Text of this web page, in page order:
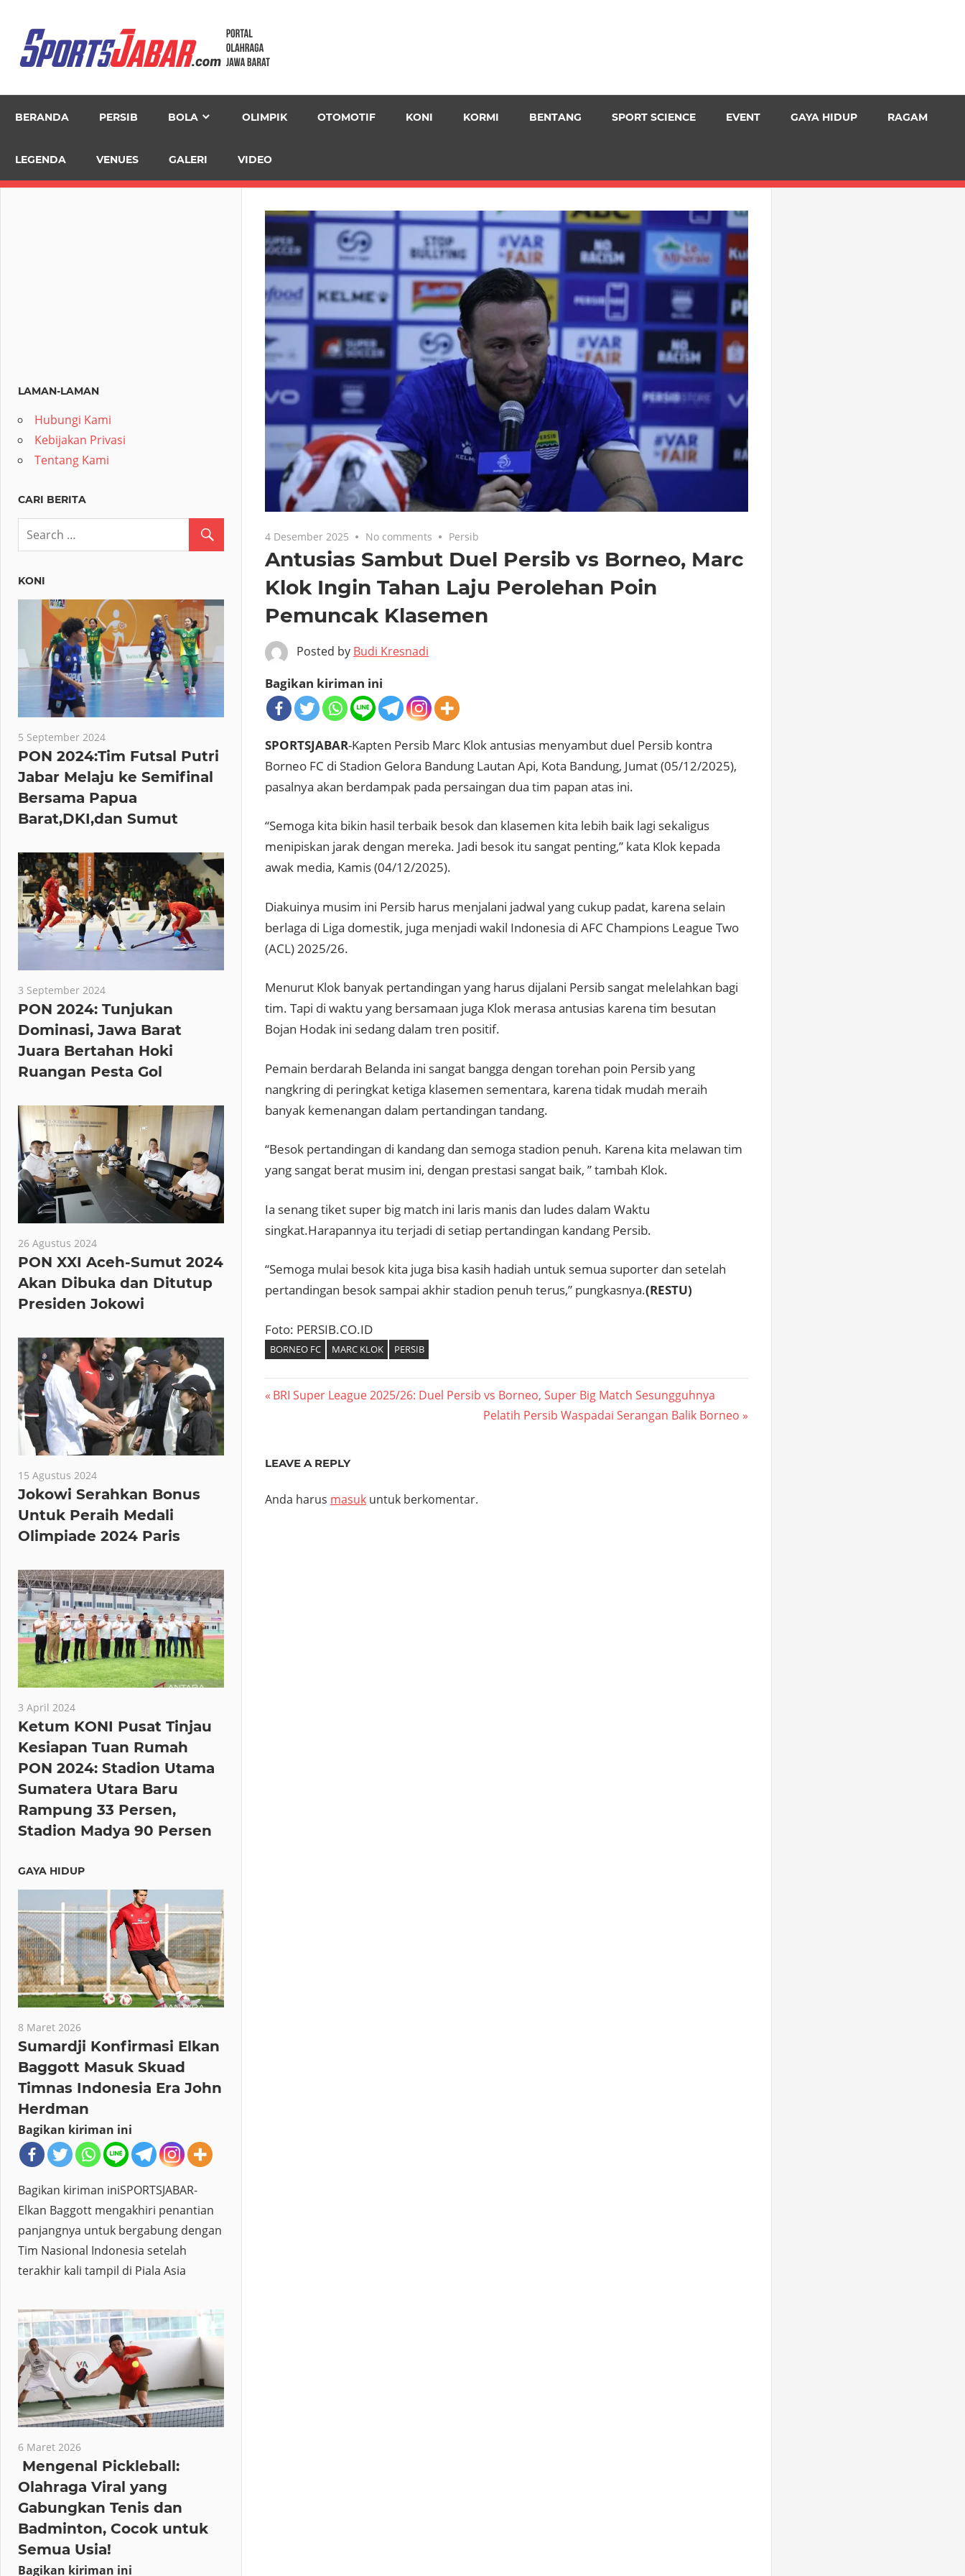
content
BERANDA PERSIB BOLA OLIMPIK OTOMOTIF KONI KORMI BENTANG SPORT SCIENCE EVENT GAYA HIDUP RAGAM
LEGENDA VENUES GALERI VIDEO
4 Desember 2025 No comments Persib
Antusias Sambut Duel Persib vs Borneo, Marc
Klok Ingin Tahan Laju Perolehan Poin
Pemuncak Klasemen
Posted by Budi Kresnadi
Bagikan kiriman ini
SPORTSJABAR-Kapten Persib Marc Klok antusias menyambut duel Persib kontra
Borneo FC di Stadion Gelora Bandung Lautan Api, Kota Bandung, Jumat (05/12/2025),
pasalnya akan berdampak pada persaingan dua tim papan atas ini.
“Semoga kita bikin hasil terbaik besok dan klasemen kita lebih baik lagi sekaligus
menipiskan jarak dengan mereka. Jadi besok itu sangat penting,” kata Klok kepada
awak media, Kamis (04/12/2025).
Diakuinya musim ini Persib harus menjalani jadwal yang cukup padat, karena selain
berlaga di Liga domestik, juga menjadi wakil Indonesia di AFC Champions League Two
(ACL) 2025/26.
Menurut Klok banyak pertandingan yang harus dijalani Persib sangat melelahkan bagi
tim. Tapi di waktu yang bersamaan juga Klok merasa antusias karena tim besutan
Bojan Hodak ini sedang dalam tren positif.
Pemain berdarah Belanda ini sangat bangga dengan torehan poin Persib yang
nangkring di peringkat ketiga klasemen sementara, karena tidak mudah meraih
banyak kemenangan dalam pertandingan tandang.
“Besok pertandingan di kandang dan semoga stadion penuh. Karena kita melawan tim
yang sangat berat musim ini, dengan prestasi sangat baik, ” tambah Klok.
Ia senang tiket super big match ini laris manis dan ludes dalam Waktu
singkat.Harapannya itu terjadi di setiap pertandingan kandang Persib.
“Semoga mulai besok kita juga bisa kasih hadiah untuk semua suporter dan setelah
pertandingan besok sampai akhir stadion penuh terus,” pungkasnya.(RESTU)
Foto: PERSIB.CO.ID
BORNEO FC MARC KLOK PERSIB
Navigasi
Previous
BRI Super League 2025/26: Duel Persib vs Borneo, Super Big Match Sesungguhnya
Next
Pelatih Persib Waspadai Serangan Balik Borneo
LEAVE A REPLY
Anda harus masuk untuk berkomentar.
LAMAN-LAMAN
Hubungi Kami
Kebijakan Privasi
Tentang Kami
CARI BERITA
KONI
5 September 2024
PON 2024:Tim Futsal Putri
Jabar Melaju ke Semifinal
Bersama Papua
Barat,DKI,dan Sumut
3 September 2024
PON 2024: Tunjukan
Dominasi, Jawa Barat
Juara Bertahan Hoki
Ruangan Pesta Gol
26 Agustus 2024
PON XXI Aceh-Sumut 2024
Akan Dibuka dan Ditutup
Presiden Jokowi
15 Agustus 2024
Jokowi Serahkan Bonus
Untuk Peraih Medali
Olimpiade 2024 Paris
3 April 2024
Ketum KONI Pusat Tinjau
Kesiapan Tuan Rumah
PON 2024: Stadion Utama
Sumatera Utara Baru
Rampung 33 Persen,
Stadion Madya 90 Persen
GAYA HIDUP
8 Maret 2026
Sumardji Konfirmasi Elkan
Baggott Masuk Skuad
Timnas Indonesia Era John
Herdman
Bagikan kiriman ini
Bagikan kiriman iniSPORTSJABAR-
Elkan Baggott mengakhiri penantian
panjangnya untuk bergabung dengan
Tim Nasional Indonesia setelah
terakhir kali tampil di Piala Asia
6 Maret 2026
Mengenal Pickleball:
Olahraga Viral yang
Gabungkan Tenis dan
Badminton, Cocok untuk
Semua Usia!
Bagikan kiriman ini